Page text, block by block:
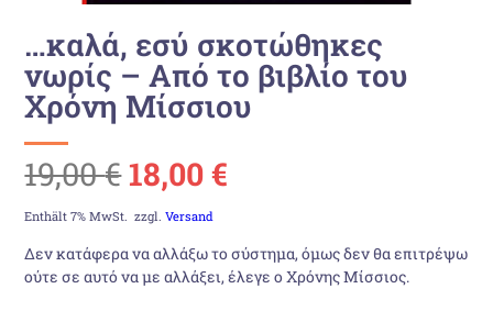
…καλά, εσύ σκοτώθηκες
νωρίς – Από το βιβλίο του
Χρόνη Μίσσιου
19,00€ Ursprünglicher
Preis
war:
18,00€
ist:
Enthält 7% MwSt. zzgl.Versand
Δεν κατάφερα να αλλάξω το σύστημα, όμως δεν θα επιτρέψω
ούτε σε αυτό να με αλλάξει, έλεγε ο Χρόνης Μίσσιος.